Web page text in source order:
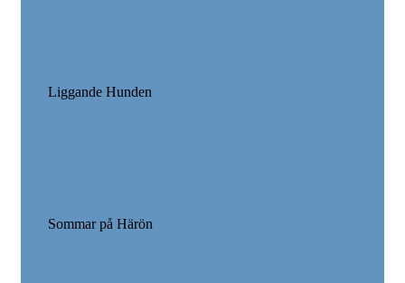
Liggande Hunden
Sommar på Härön